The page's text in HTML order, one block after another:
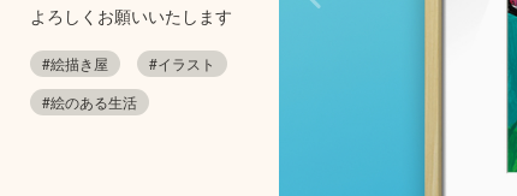
よろしくお願いいたします
#絵描き屋
#イラスト
#絵のある生活